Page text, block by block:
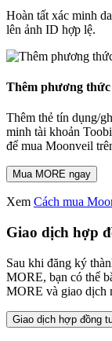
Hoàn tất xác minh
lên ảnh ID hợp lệ.
Thêm phương
Thêm thẻ tín dụng/
minh tài khoản
để mua Moonveil
Mua MORE ngay
Xem Cách mua
Giao dịch hợp
Sau khi đăng ký
MORE, bạn có thể
MORE và giao dịch
Giao dịch hợp đồng